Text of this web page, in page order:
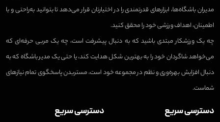
مدیران باشگاه‌ها، ابزارهای قدرتمندی را در اختیارتان قرار می‌دهد تا بتوانید به‌راحتی و با
اطمینان، اهداف ورزشی خود را محقق کنید.
چه یک ورزشکار مبتدی باشید که به دنبال پیشرفت است، چه یک مربی حرفه‌ای که
می‌خواهد شاگردان خود را به بهترین شکل هدایت کند، یا حتی یک مدیر باشگاه که به
دنبال افزایش بهره‌وری و نظم در مجموعه خود است، مستربدن پاسخگوی تمام نیازهای
شماست.
دسترسی سریع دسترسی سریع